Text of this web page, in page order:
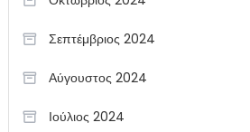
Σεπτέμβριος 2024
Αύγουστος 2024
Ιούλιος 2024